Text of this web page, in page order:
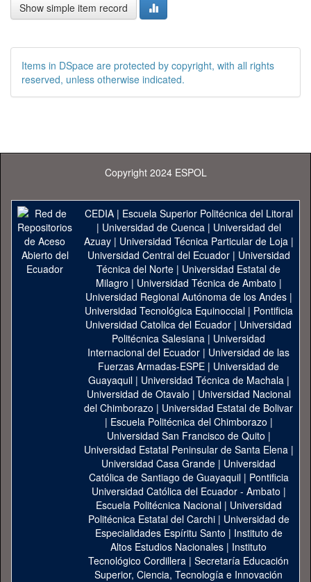
Show simple item record
Items in DSpace are protected by copyright, with all rights
reserved, unless otherwise indicated.
Copyright 2024 ESPOL
CEDIA| Escuela Superior Politécnica del Litoral
| Universidad de Cuenca| Universidad del
Azuay| Universidad Técnica Particular de Loja|
Universidad Central del Ecuador| Universidad
Técnica del Norte | Universidad Estatal de
Milagro | Universidad Técnica de Ambato |
Universidad Regional Autónoma de los Andes|
Universidad Tecnológica Equinoccial| Pontificia
Universidad Catolica del Ecuador | Universidad
Politécnica Salesiana | Universidad
Internacional del Ecuador | Universidad de las
Fuerzas Armadas-ESPE | Universidad de
Guayaquil| Universidad Técnica de Machala|
Universidad de Otavalo | Universidad Nacional
del Chimborazo | Universidad Estatal de Bolivar
| Escuela Politécnica del Chimborazo |
Universidad San Francisco de Quito |
Universidad Estatal Peninsular de Santa Elena|
Universidad Casa Grande | Universidad
Católica de Santiago de Guayaquil| Pontificia
Universidad Católica del Ecuador - Ambato |
Escuela Politécnica Nacional| Universidad
Politécnica Estatal del Carchi| Universidad de
Especialidades Espíritu Santo | Instituto de
Altos Estudios Nacionales | Instituto
Tecnológico Cordillera | Secretaría Educación
Superior, Ciencia, Tecnología e Innovación